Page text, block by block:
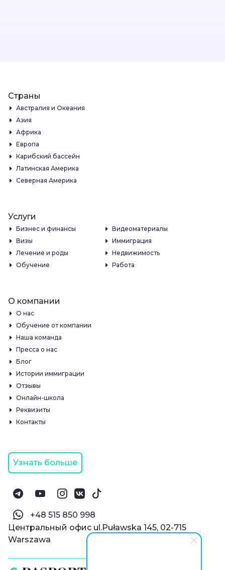
Страны
Австралия и Океания
Азия
Африка
Европа
Карибский бассейн
Латинская Америка
Северная Америка
Услуги
Бизнес и финансы
Видеоматериалы
Визы
Иммиграция
Лечение и роды
Недвижимость
Обучение
Работа
О компании
О нас
Обучение от компании
Наша команда
Пресса о нас
Блог
Истории иммиграции
Отзывы
Онлайн-школа
Реквизиты
Контакты
Узнать больше
‪+48 515 850 998‬
Центральный офис ul.Puławska 145, 02-715
Warszawa